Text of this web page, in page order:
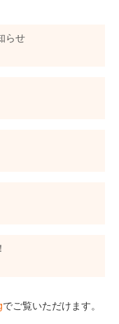
らせ
でご覧いただけます。